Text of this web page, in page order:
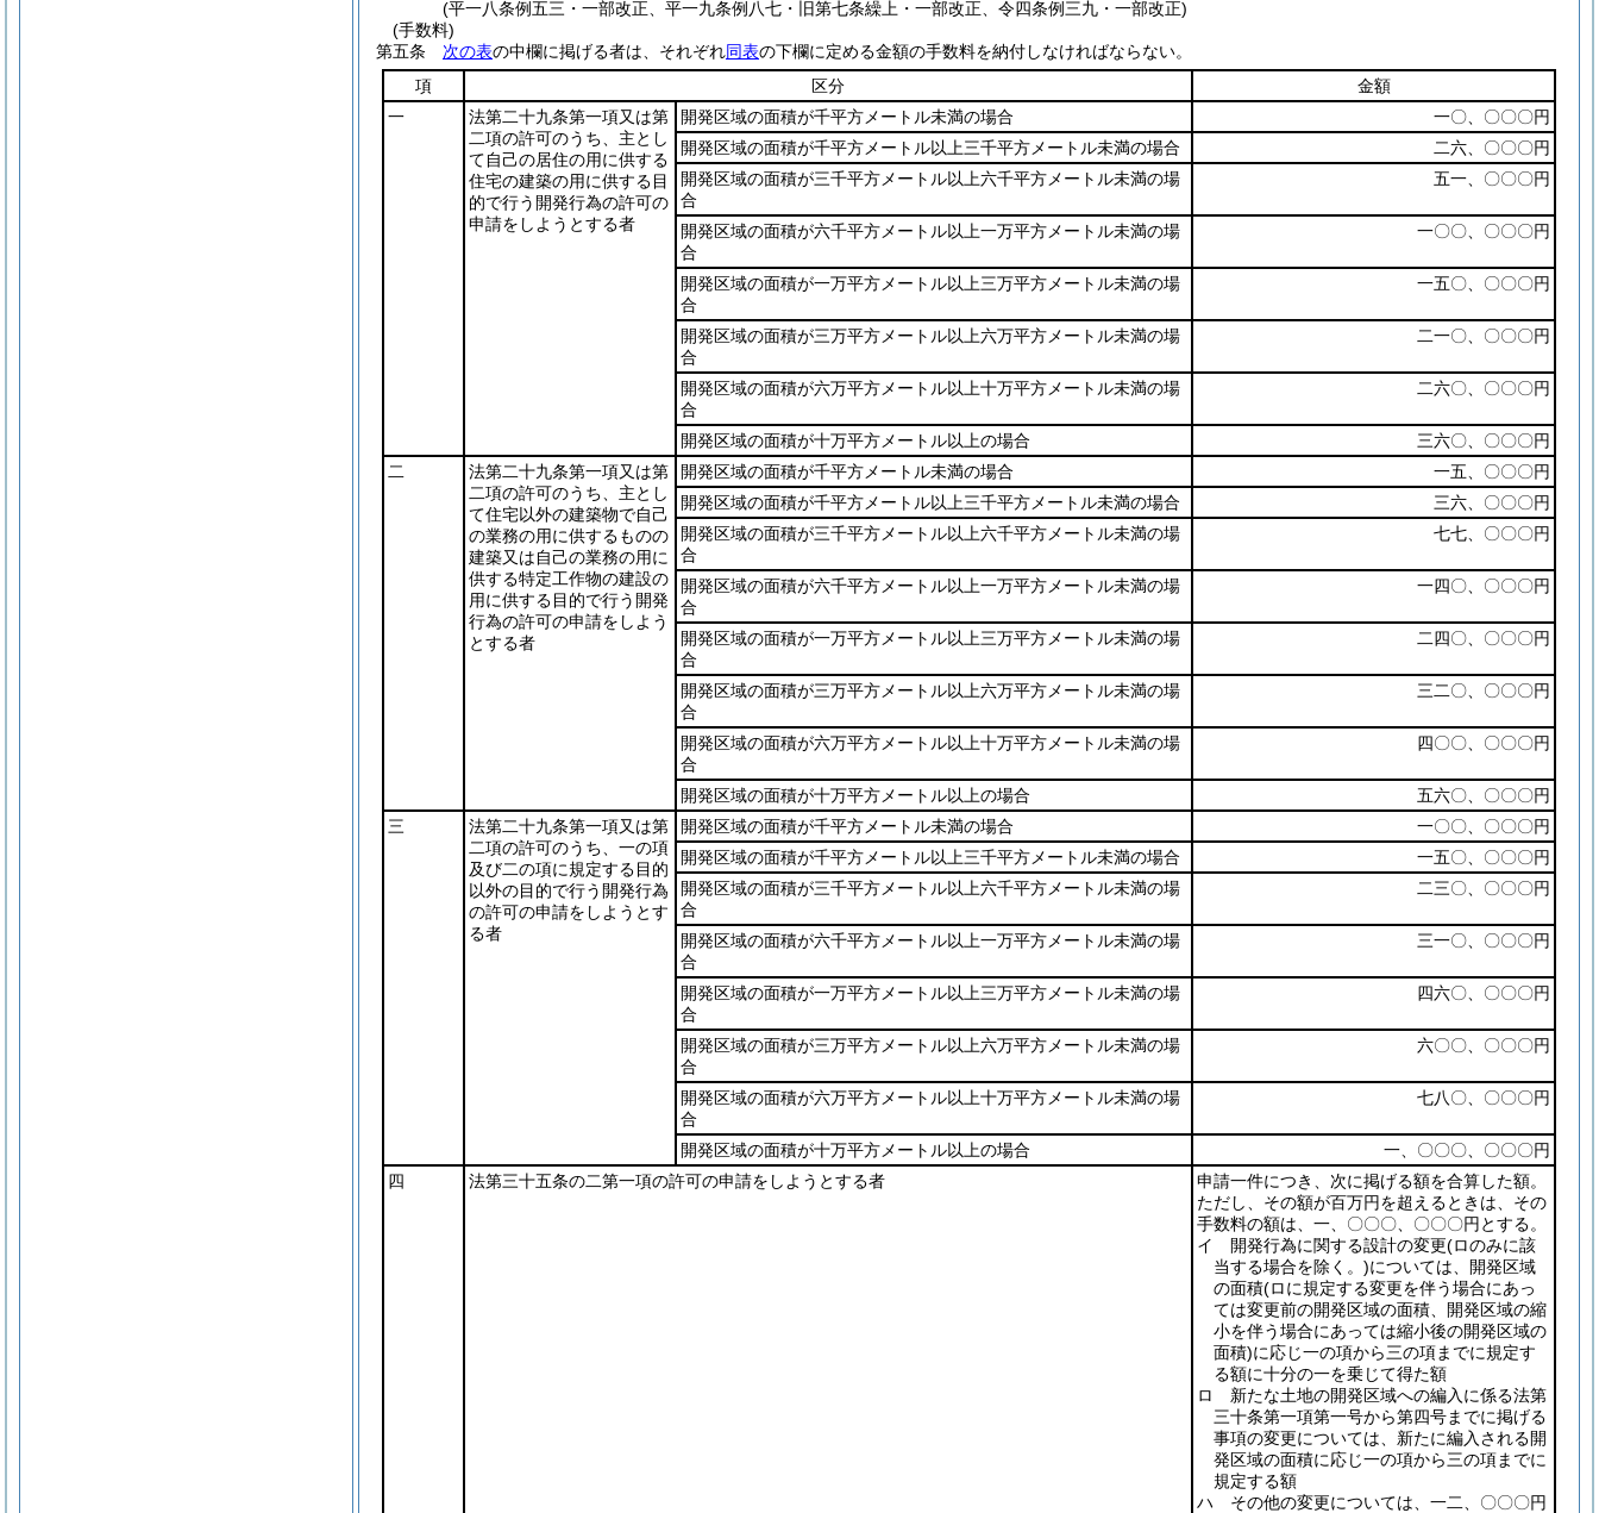
(平一八条例五三・一部改正、平一九条例八七・旧第七条繰上・一部改正、令四条例三九・一部改正)
(手数料)
第五条
次の表の中欄に掲げる者は、それぞれ同表の下欄に定める金額の手数料を納付しなければならない。
項
区分
金額
一
法第二十九条第一項又は第
二項の許可のうち、主とし
て自己の居住の用に供する
住宅の建築の用に供する目
的で行う開発行為の許可の
申請をしようとする者
開発区域の面積が千平方メートル未満の場合
一〇、〇〇〇円
開発区域の面積が千平方メートル以上三千平方メートル未満の場合
二六、〇〇〇円
開発区域の面積が三千平方メートル以上六千平方メートル未満の場
合
五一、〇〇〇円
開発区域の面積が六千平方メートル以上一万平方メートル未満の場
合
一〇〇、〇〇〇円
開発区域の面積が一万平方メートル以上三万平方メートル未満の場
合
一五〇、〇〇〇円
開発区域の面積が三万平方メートル以上六万平方メートル未満の場
合
二一〇、〇〇〇円
開発区域の面積が六万平方メートル以上十万平方メートル未満の場
合
二六〇、〇〇〇円
開発区域の面積が十万平方メートル以上の場合
三六〇、〇〇〇円
二
法第二十九条第一項又は第
二項の許可のうち、主とし
て住宅以外の建築物で自己
の業務の用に供するものの
建築又は自己の業務の用に
供する特定工作物の建設の
用に供する目的で行う開発
行為の許可の申請をしよう
とする者
開発区域の面積が千平方メートル未満の場合
一五、〇〇〇円
開発区域の面積が千平方メートル以上三千平方メートル未満の場合
三六、〇〇〇円
開発区域の面積が三千平方メートル以上六千平方メートル未満の場
合
七七、〇〇〇円
開発区域の面積が六千平方メートル以上一万平方メートル未満の場
合
一四〇、〇〇〇円
開発区域の面積が一万平方メートル以上三万平方メートル未満の場
合
二四〇、〇〇〇円
開発区域の面積が三万平方メートル以上六万平方メートル未満の場
合
三二〇、〇〇〇円
開発区域の面積が六万平方メートル以上十万平方メートル未満の場
合
四〇〇、〇〇〇円
開発区域の面積が十万平方メートル以上の場合
五六〇、〇〇〇円
三
法第二十九条第一項又は第
二項の許可のうち、一の項
及び二の項に規定する目的
以外の目的で行う開発行為
の許可の申請をしようとす
る者
開発区域の面積が千平方メートル未満の場合
一〇〇、〇〇〇円
開発区域の面積が千平方メートル以上三千平方メートル未満の場合
一五〇、〇〇〇円
開発区域の面積が三千平方メートル以上六千平方メートル未満の場
合
二三〇、〇〇〇円
開発区域の面積が六千平方メートル以上一万平方メートル未満の場
合
三一〇、〇〇〇円
開発区域の面積が一万平方メートル以上三万平方メートル未満の場
合
四六〇、〇〇〇円
開発区域の面積が三万平方メートル以上六万平方メートル未満の場
合
六〇〇、〇〇〇円
開発区域の面積が六万平方メートル以上十万平方メートル未満の場
合
七八〇、〇〇〇円
開発区域の面積が十万平方メートル以上の場合
一、〇〇〇、〇〇〇円
四
法第三十五条の二第一項の許可の申請をしようとする者
申請一件につき、次に掲げる額を合算した額。
ただし、その額が百万円を超えるときは、その
手数料の額は、一、〇〇〇、〇〇〇円とする。
イ 開発行為に関する設計の変更(ロのみに該
当する場合を除く。)については、開発区域
の面積(ロに規定する変更を伴う場合にあっ
ては変更前の開発区域の面積、開発区域の縮
小を伴う場合にあっては縮小後の開発区域の
面積)に応じ一の項から三の項までに規定す
る額に十分の一を乗じて得た額
ロ 新たな土地の開発区域への編入に係る法第
三十条第一項第一号から第四号までに掲げる
事項の変更については、新たに編入される開
発区域の面積に応じ一の項から三の項までに
規定する額
ハ その他の変更については、一二、〇〇〇円